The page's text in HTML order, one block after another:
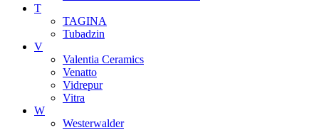
T
TAGINA
Tubadzin
V
Valentia Ceramics
Venatto
Vidrepur
Vitra
W
Westerwalder